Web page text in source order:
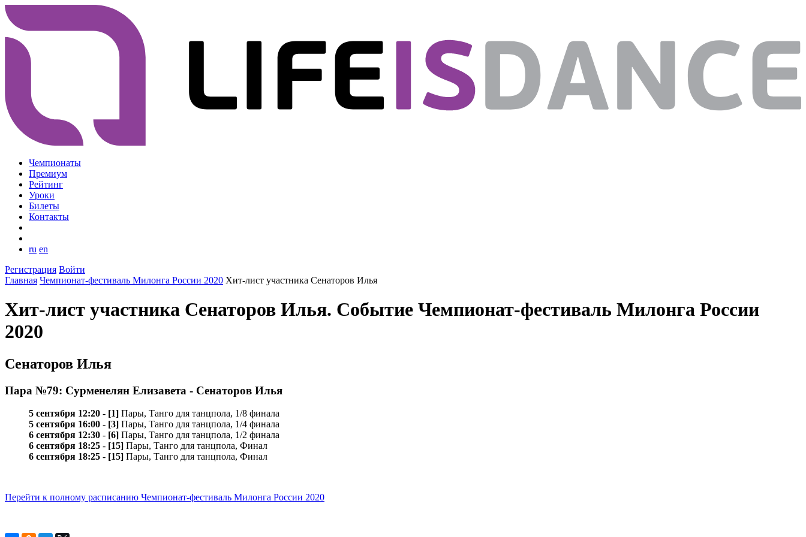
Чемпионаты
Премиум
Рейтинг
Уроки
Билеты
Контакты
ru en
Регистрация Войти
Главная Чемпионат-фестиваль Милонга России 2020 Хит-лист участника Сенаторов Илья
Хит-лист участника Сенаторов Илья. Событие Чемпионат-фестиваль Милонга России
2020
Сенаторов Илья
Пара №79: Сурменелян Елизавета - Сенаторов Илья
5 сентября 12:20 - [1] Пары, Танго для танцпола, 1/8 финала
5 сентября 16:00 - [3] Пары, Танго для танцпола, 1/4 финала
6 сентября 12:30 - [6] Пары, Танго для танцпола, 1/2 финала
6 сентября 18:25 - [15] Пары, Танго для танцпола, Финал
6 сентября 18:25 - [15] Пары, Танго для танцпола, Финал
Перейти к полному расписанию Чемпионат-фестиваль Милонга России 2020